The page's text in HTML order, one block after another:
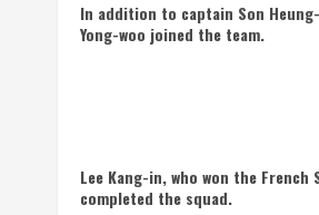
In addition to captain Son
Yong-woo joined the team.
Lee Kang-in, who won the
completed the squad.